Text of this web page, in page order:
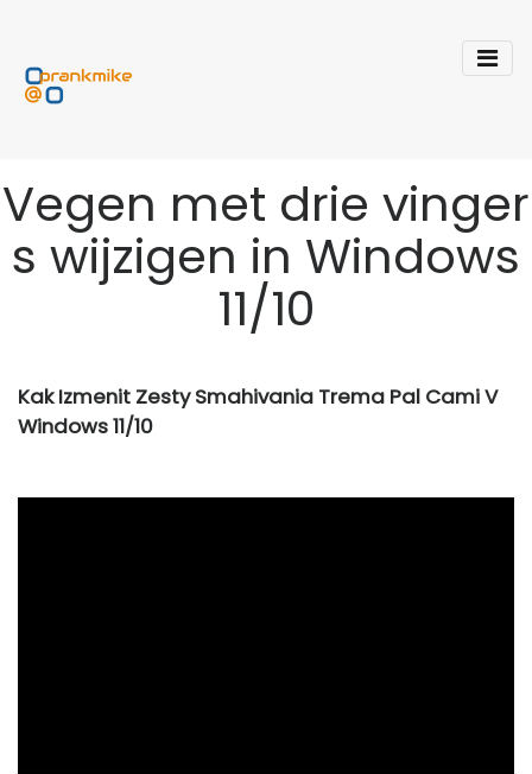
Vegen met drie vinger
s wijzigen in Windows
11/10
Kak Izmenit Zesty Smahivania Trema Pal Cami V
Windows 11/10